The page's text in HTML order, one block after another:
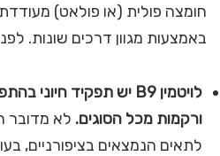
חומצה פולית (או פולאט)
באמצעות מגוון דרכים שונות.
לויטמין B9 יש תפקיד חיוני
ורקמות מכל הסוגים. לא מדובר
לתאים הנמצאים בציפורניים,